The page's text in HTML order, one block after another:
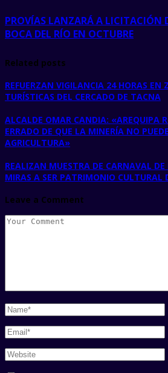
PROVÍAS LANZARÁ A LICITACIÓN
BOCA DEL RÍO EN OCTUBRE
Related posts
REFUERZAN VIGILANCIA 24 HORAS EN
TURÍSTICAS DEL CERCADO DE TACNA
ALCALDE OMAR CANDIA: «AREQUIPA
ERRADO DE QUE LA MINERÍA NO
AGRICULTURA»
REALIZAN MUESTRA DE CARNAVAL DE
MIRAS A SER PATRIMONIO CULTURAL
Leave a Comment